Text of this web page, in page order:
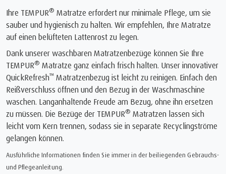
Ihre TEMPUR® Matratze erfordert nur minimale Pflege, um sie
sauber und hygienisch zu halten. Wir empfehlen, Ihre Matratze
auf einen belüfteten Lattenrost zu legen.
Dank unserer waschbaren Matratzenbezüge können Sie Ihre
TEMPUR® Matratze ganz einfach frisch halten. Unser innovativer
QuickRefresh™ Matratzenbezug ist leicht zu reinigen. Einfach den
Reißverschluss öffnen und den Bezug in der Waschmaschine
waschen. Langanhaltende Freude am Bezug, ohne ihn ersetzen
zu müssen. Die Bezüge der TEMPUR® Matratzen lassen sich
leicht vom Kern trennen, sodass sie in separate Recyclingströme
gelangen können.
Ausführliche Informationen finden Sie immer in der beiliegenden Gebrauchs-
und Pflegeanleitung.